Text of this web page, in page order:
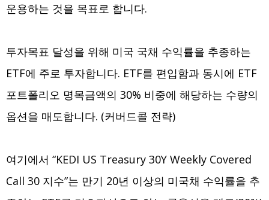
운용하는 것을 목표로 합니다.
투자목표 달성을 위해 미국 국채 수익률을 추종하는
ETF에 주로 투자합니다. ETF를 편입함과 동시에 ETF
포트폴리오 명목금액의 30% 비중에 해당하는 수량의
옵션을 매도합니다. (커버드콜 전략)
여기에서 “KEDI US Treasury 30Y Weekly Covered
Call 30 지수”는 만기 20년 이상의 미국채 수익률을 추